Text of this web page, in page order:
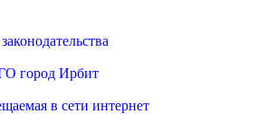
город Ирбит
в сети интернет